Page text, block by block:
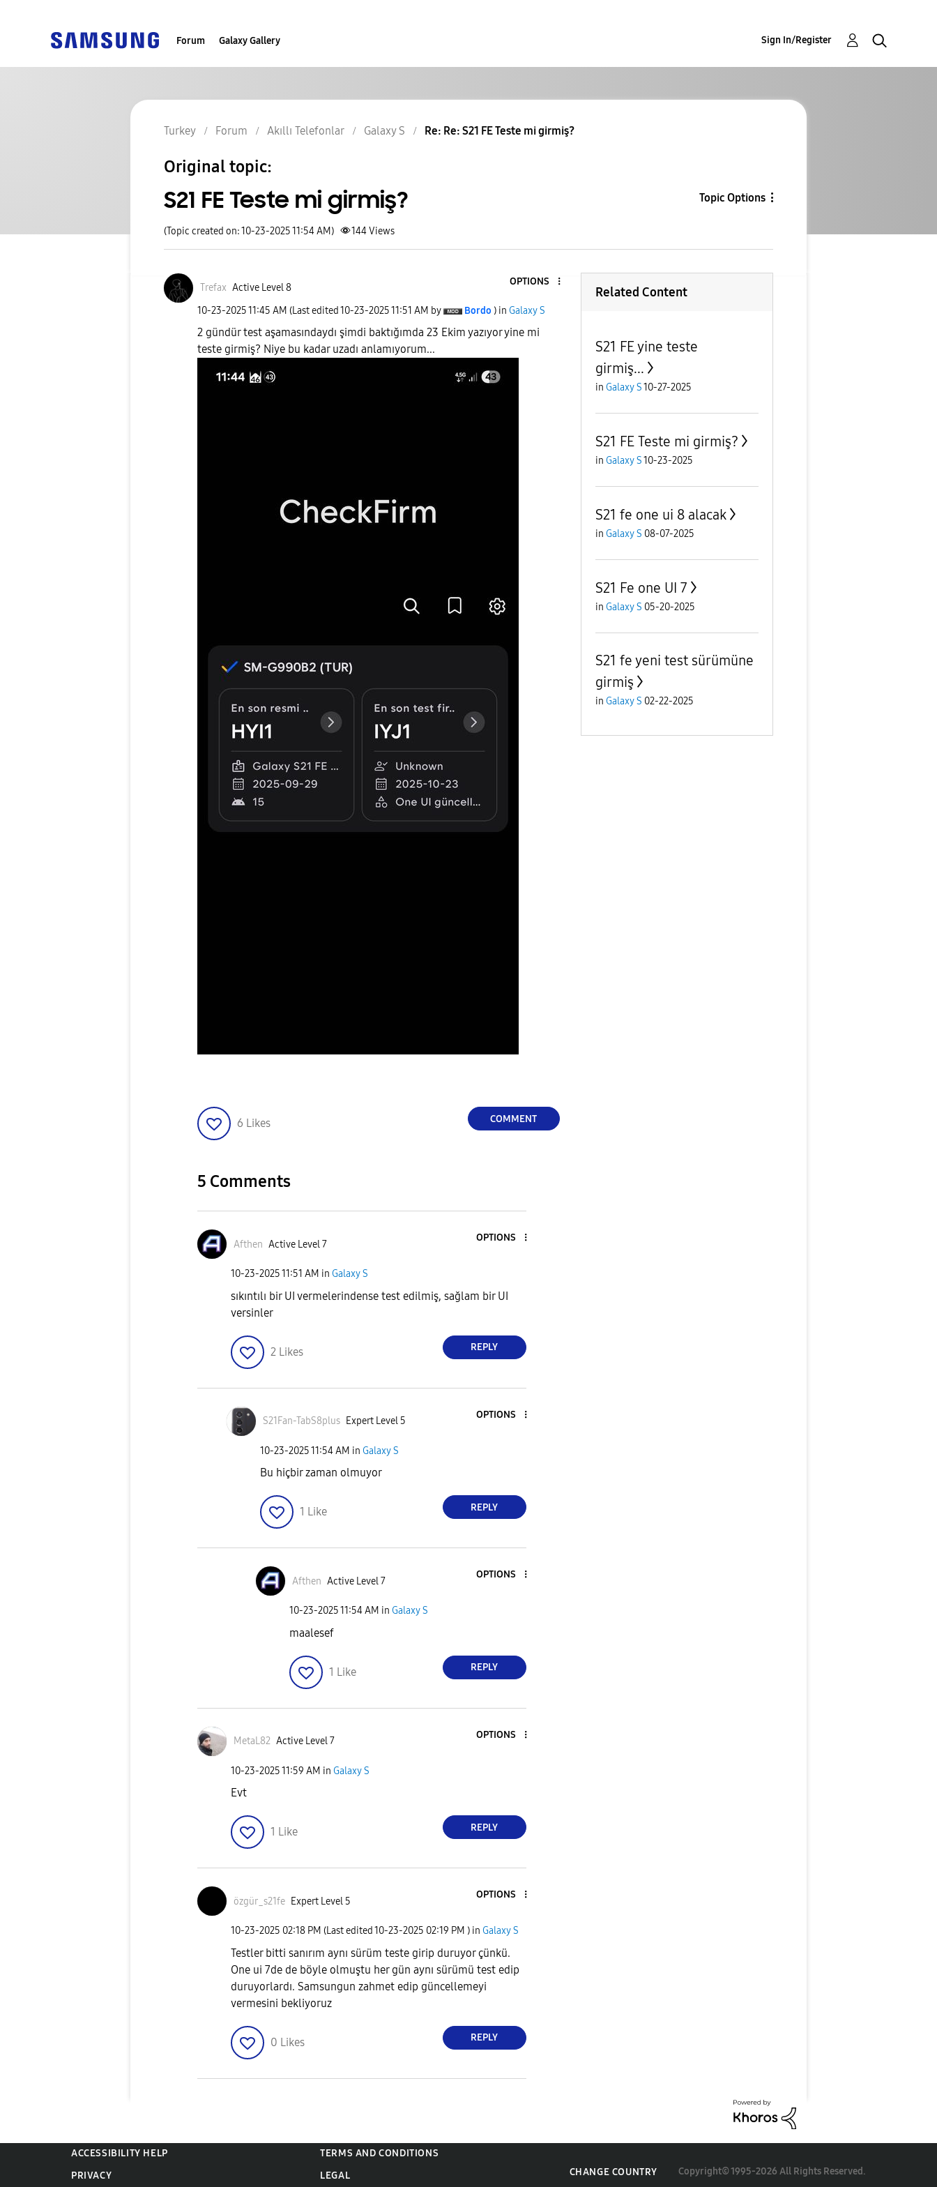
Forum Galaxy Gallery Sign In/Register
Turkey Forum Akıllı Telefonlar Galaxy S Re: Re: S21 FE Teste mi girmiş?
Original topic:
S21 FE Teste mi girmiş? Topic Options
(Topic created on: 10-23-2025 11:54 AM) 144Views
Trefax Active Level 8
OPTIONS
‎10-23-202511:45 AM (Last edited ‎10-23-202511:51 AM by Bordo ) in Galaxy S
2 gündür test aşamasındaydı şimdi baktığımda 23 Ekim yazıyor yine mi
teste girmiş? Niye bu kadar uzadı anlamıyorum...
6 Likes COMMENT
5 Comments
Afthen Active Level 7
OPTIONS
‎10-23-202511:51 AM in Galaxy S
sıkıntılı bir UI vermelerindense test edilmiş, sağlam bir UI
versinler
2 Likes REPLY
S21Fan-TabS8plus Expert Level 5
OPTIONS
‎10-23-202511:54 AM in Galaxy S
Bu hiçbir zaman olmuyor
1 Like REPLY
Afthen Active Level 7
OPTIONS
‎10-23-202511:54 AM in Galaxy S
maalesef
1 Like REPLY
MetaL82 Active Level 7
OPTIONS
‎10-23-202511:59 AM in Galaxy S
Evt
1 Like REPLY
özgür_s21fe Expert Level 5
OPTIONS
‎10-23-2025 02:18 PM (Last edited ‎10-23-2025 02:19 PM ) in Galaxy S
Testler bitti sanırım aynı sürüm teste girip duruyor çünkü.
One ui 7de de böyle olmuştu her gün aynı sürümü test edip
duruyorlardı. Samsungun zahmet edip güncellemeyi
vermesini bekliyoruz
0 Likes REPLY
Related Content
S21 FE yine teste
girmiş...
in Galaxy S10-27-2025
S21 FE Teste mi girmiş?
in Galaxy S10-23-2025
S21 fe one ui 8 alacak
in Galaxy S 08-07-2025
S21 Fe one UI 7
in Galaxy S 05-20-2025
S21 fe yeni test sürümüne
girmiş
in Galaxy S 02-22-2025
ACCESSIBILITY HELP
TERMS AND CONDITIONS
PRIVACY
LEGAL
CHANGE COUNTRY Copyright© 1995-2026 All Rights Reserved.